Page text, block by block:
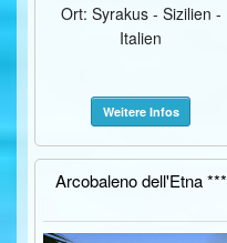
Ort: Syrakus - Sizilien -
Italien
Weitere Infos
Arcobaleno dell'Etna ***